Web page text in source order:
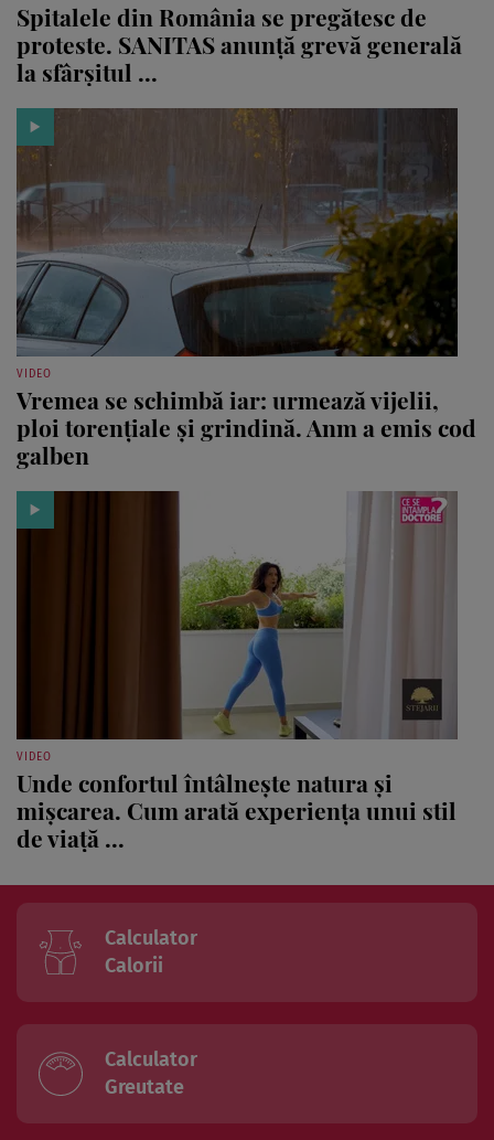
Spitalele din România se pregătesc de
proteste. SANITAS anunță grevă generală
la sfârșitul ...
VIDEO
Vremea se schimbă iar: urmează vijelii,
ploi torențiale și grindină. Anm a emis cod
galben
VIDEO
Unde confortul întâlnește natura și
mișcarea. Cum arată experiența unui stil
de viață ...
Calculator
Calorii
Calculator
Greutate